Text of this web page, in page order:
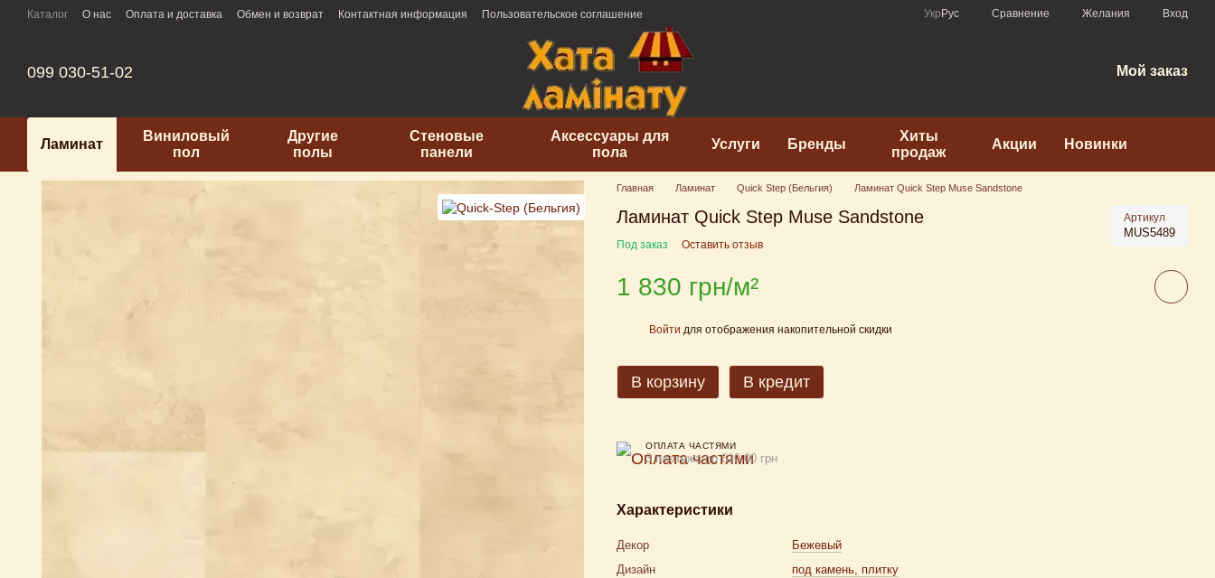
Перейти к основному контенту
Каталог О нас Оплата и доставка Обмен и возврат Контактная информация Пользовательское соглашение Укр Рус Сравнение Желания Вход
099 030-51-02 Мой заказ
Ламинат
Виниловый
пол
Другие
полы
Стеновые
панели
Аксессуары для
пола
Услуги Бренды
Хиты
продаж
Акции Новинки
Главная Ламинат Quick Step (Бельгия) Ламинат Quick Step Muse Sandstone
Ламинат Quick Step Muse Sandstone Артикул
MUS5489
Под заказ Оставить отзыв
1 830 грн/м²
Войти для отображения накопительной скидки
В корзину В кредит
ОПЛАТА ЧАСТЯМИ
3 платежа по 610.00 грн
Характеристики
Декор
Бежевый
Дизайн
под камень, плитку